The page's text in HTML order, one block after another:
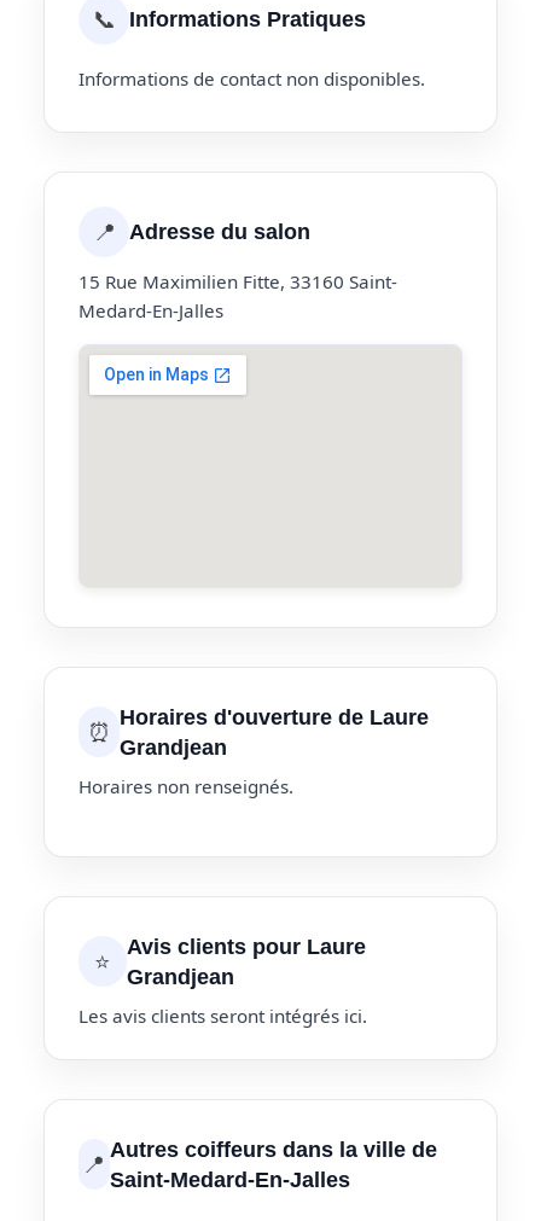
📞 Informations Pratiques
Informations de contact non disponibles.
📍 Adresse du salon
15 Rue Maximilien Fitte, 33160 Saint-
Medard-En-Jalles
⏰ Horaires d'ouverture de Laure
Grandjean
Horaires non renseignés.
⭐
Avis clients pour Laure
Grandjean
Les avis clients seront intégrés ici.
📍 Autres coiffeurs dans la ville de
Saint-Medard-En-Jalles